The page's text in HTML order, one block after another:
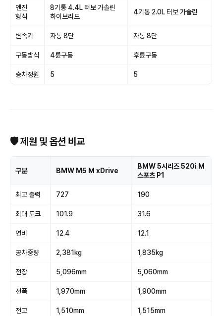
엔진
형식
8기통 4.4L 터보 가솔린
하이브리드
4기통 2.0L 터보 가솔린
변속기 자동 8단 자동 8단
구동방식 4륜구동 후륜구동
승차정원 5 5
🛡 제원 및 옵션 비교
구분 BMW M5 M xDrive
BMW 5시리즈 520i M
스포츠 P1
최고 출력 727 190
최대 토크 101.9 31.6
연비 12.4 12.1
공차중량 2,381kg 1,835kg
전장 5,096mm 5,060mm
전폭 1,970mm 1,900mm
전고 1,510mm 1,515mm